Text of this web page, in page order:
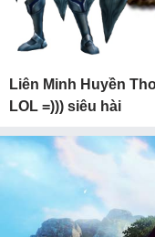
Liên Minh Huyền
LOL =))) siêu hài